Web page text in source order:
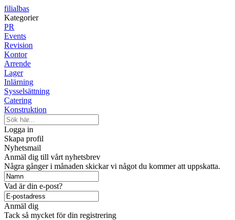
filialbas
Kategorier
PR
Events
Revision
Kontor
Arrende
Lager
Inlärning
Sysselsättning
Catering
Konstruktion
Logga in
Skapa profil
Nyhetsmail
Anmäl dig till vårt nyhetsbrev
Några gånger i månaden skickar vi något du kommer att uppskatta.
Vad är din e-post?
Anmäl dig
Tack så mycket för din registrering